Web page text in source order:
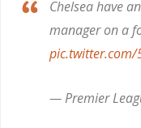
Chelsea have
manager on a
pic.twitter.com/
— Premier